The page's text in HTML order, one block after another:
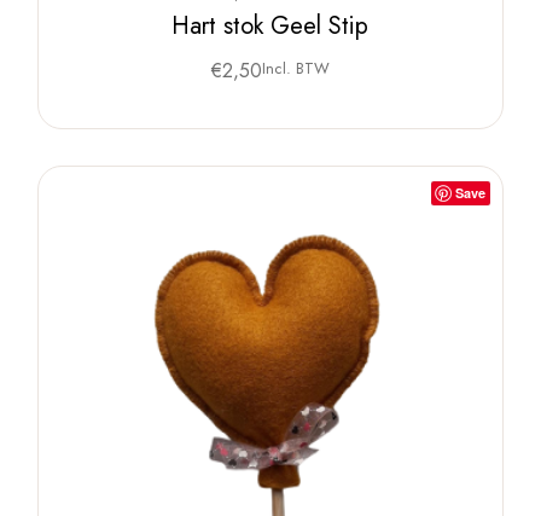
Hart stok Geel Stip
€2,50Incl. BTW
Save